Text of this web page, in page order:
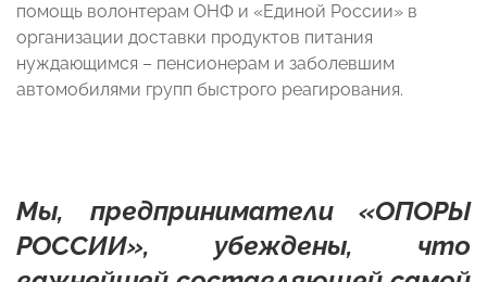
помощь волонтерам ОНФ и «Единой России» в
организации доставки продуктов питания
нуждающимся – пенсионерам и заболевшим
автомобилями групп быстрого реагирования.
Мы, предприниматели «ОПОРЫ
РОССИИ», убеждены, что